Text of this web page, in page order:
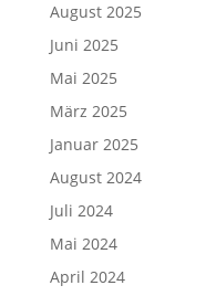
August 2025
Juni 2025
Mai 2025
März 2025
Januar 2025
August 2024
Juli 2024
Mai 2024
April 2024